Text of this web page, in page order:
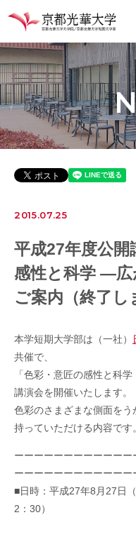
2015.07.25
平成27年度公開
感性と科学 ―
ご案内（終了し
本学短期大学部は（一社）
共催で、
「色彩・意匠の感性と
講演会を開催いたします。
色彩のさまざまな側面を
持っていただける内容です。
ーーーーーーーーーーー
ーーーーーーーーーーーー
■日時：平成27年8月27日
2：30）